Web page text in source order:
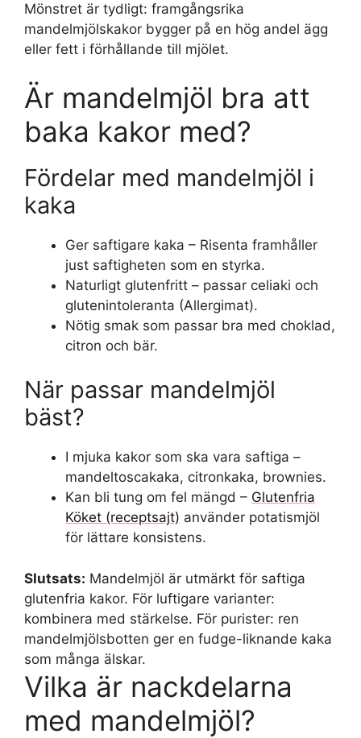
Mönstret är tydligt: framgångsrika
mandelmjölskakor bygger på en hög andel ägg
eller fett i förhållande till mjölet.
Är mandelmjöl bra att
baka kakor med?
Fördelar med mandelmjöl i
kaka
Ger saftigare kaka – Risenta framhåller
just saftigheten som en styrka.
Naturligt glutenfritt – passar celiaki och
glutenintoleranta (Allergimat).
Nötig smak som passar bra med choklad,
citron och bär.
När passar mandelmjöl
bäst?
I mjuka kakor som ska vara saftiga –
mandeltoscakaka, citronkaka, brownies.
Kan bli tung om fel mängd – Glutenfria
Köket (receptsajt) använder potatismjöl
för lättare konsistens.
Slutsats: Mandelmjöl är utmärkt för saftiga
glutenfria kakor. För luftigare varianter:
kombinera med stärkelse. För purister: ren
mandelmjölsbotten ger en fudge-liknande kaka
som många älskar.
Vilka är nackdelarna
med mandelmjöl?